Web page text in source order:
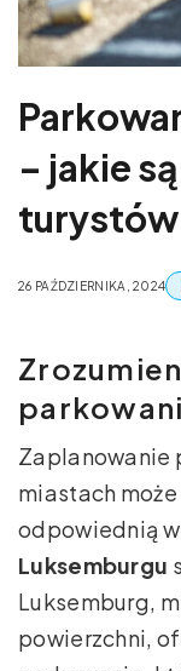
– jakie
turystów
26 PAŹDZIERNIKA, 2024
Zaplanowanie
miastach
odpowiednią
Luksemburgu
Luksemburg,
powierzchni,